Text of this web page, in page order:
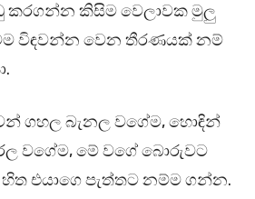
කරගන්න කිසිම වෙලාවක මුලු
විඳවන්න වෙන තීරණයක් නම්
ගහල බැනල වගේම, හොඳින්
වගේම, මේ වගේ බොරුවට
එයාගෙ පැත්තට නම්ම ගන්න.